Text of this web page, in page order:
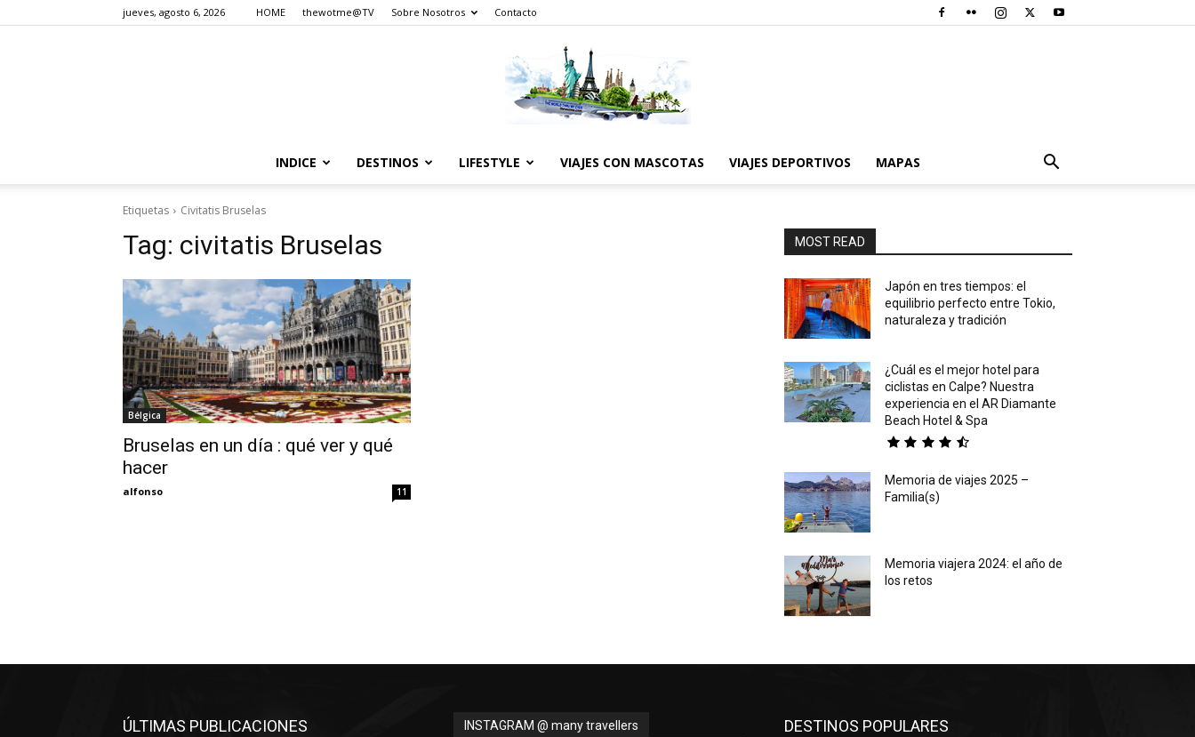
jueves, agosto 6, 2026 HOME thewotme@TV Sobre Nosotros Contacto
INDICE DESTINOS LIFESTYLE VIAJES CON MASCOTAS VIAJES DEPORTIVOS MAPAS
Etiquetas Civitatis Bruselas
Tag: civitatis Bruselas
Bélgica
Bruselas en un día : qué ver y qué
hacer
alfonso 11
MOST READ
Japón en tres tiempos: el
equilibrio perfecto entre Tokio,
naturaleza y tradición
¿Cuál es el mejor hotel para
ciclistas en Calpe? Nuestra
experiencia en el AR Diamante
Beach Hotel & Spa
Memoria de viajes 2025 –
Familia(s)
Memoria viajera 2024: el año de
los retos
ÚLTIMAS PUBLICACIONES INSTAGRAM @ many travellers DESTINOS POPULARES